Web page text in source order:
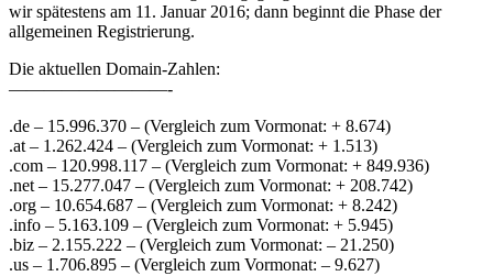
wir spätestens am 11. Januar 2016; dann beginnt die Phase der
allgemeinen Registrierung.
Die aktuellen Domain-Zahlen:
—————————-
.de – 15.996.370 – (Vergleich zum Vormonat: + 8.674)
.at – 1.262.424 – (Vergleich zum Vormonat: + 1.513)
.com – 120.998.117 – (Vergleich zum Vormonat: + 849.936)
.net – 15.277.047 – (Vergleich zum Vormonat: + 208.742)
.org – 10.654.687 – (Vergleich zum Vormonat: + 8.242)
.info – 5.163.109 – (Vergleich zum Vormonat: + 5.945)
.biz – 2.155.222 – (Vergleich zum Vormonat: – 21.250)
.us – 1.706.895 – (Vergleich zum Vormonat: – 9.627)